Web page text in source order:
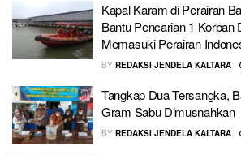
Kapal Karam di Perairan
Bantu Pencarian 1 Korban
Memasuki Perairan
BY REDAKSI JENDELA KALTARA
Tangkap Dua Tersangka,
Gram Sabu Dimusnahkan
BY REDAKSI JENDELA KALTARA